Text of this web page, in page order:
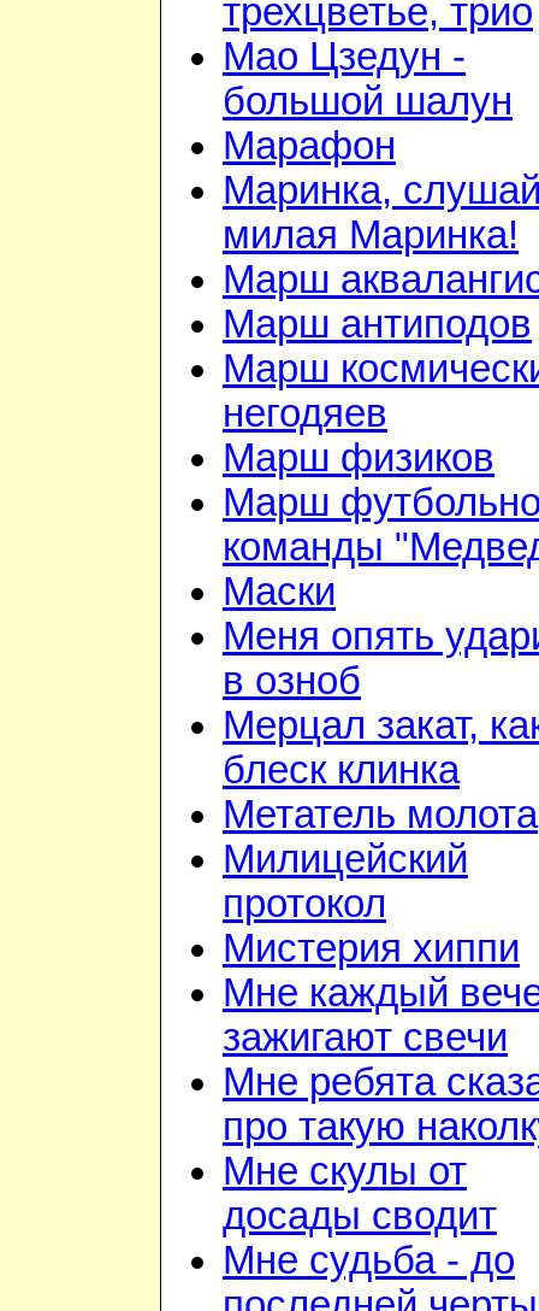
трехцветье, трио
Мао Цзедун -
большой шалун
Марафон
Маринка,
милая Маринка!
Марш
Марш антиподов
Марш
негодяев
Марш физиков
Марш
команды
Маски
Меня опять
в озноб
Мерцал закат,
блеск клинка
Метатель молота
Милицейский
протокол
Мистерия хиппи
Мне каждый
зажигают свечи
Мне ребята
про такую
Мне скулы от
досады сводит
Мне судьба - до